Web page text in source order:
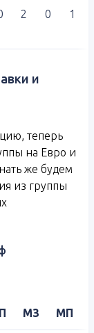
2 0 1
и
теперь
на Евро и
же будем
из группы
П МЗ МП